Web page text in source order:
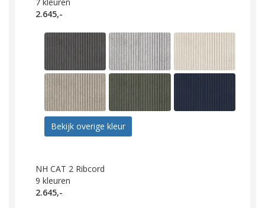
2.645,-
Bekijk overige kleur
NH CAT 2 Ribcord
9 kleuren
2.645,-